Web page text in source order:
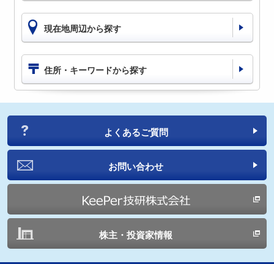
現在地周辺から探す
住所・キーワードから探す
よくあるご質問
お問い合わせ
株主・投資家情報